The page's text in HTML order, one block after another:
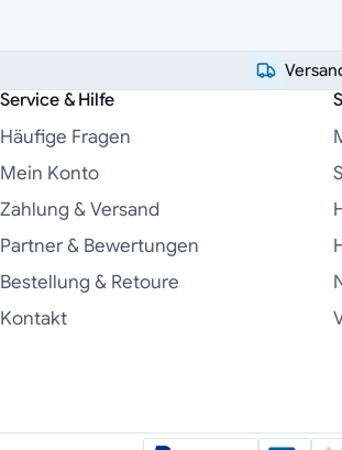
Service & Hilfe
Häufige Fragen
Mein Konto
Zahlung & Versand
Partner & Bewertungen
Bestellung & Retoure
Kontakt